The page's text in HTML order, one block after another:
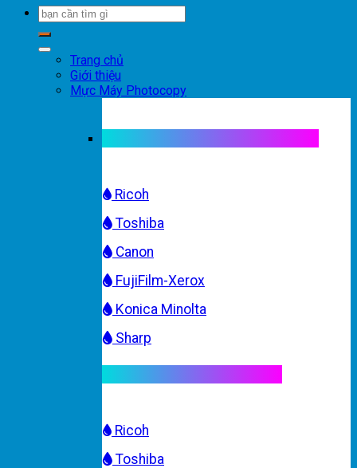
Trang chủ
Giới thiệu
Mực Máy Photocopy
Ricoh
Toshiba
Canon
FujiFilm-Xerox
Konica Minolta
Sharp
Ricoh
Toshiba